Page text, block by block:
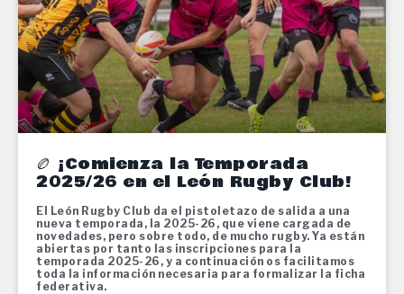
🏉 ¡Comienza la Temporada
2025/26 en el León Rugby Club!
El León Rugby Club da el pistoletazo de salida a una
nueva temporada, la 2025-26, que viene cargada de
novedades, pero sobre todo, de mucho rugby. Ya están
abiertas por tanto las inscripciones para la
temporada 2025-26, y a continuación os facilitamos
toda la información necesaria para formalizar la ficha
federativa.